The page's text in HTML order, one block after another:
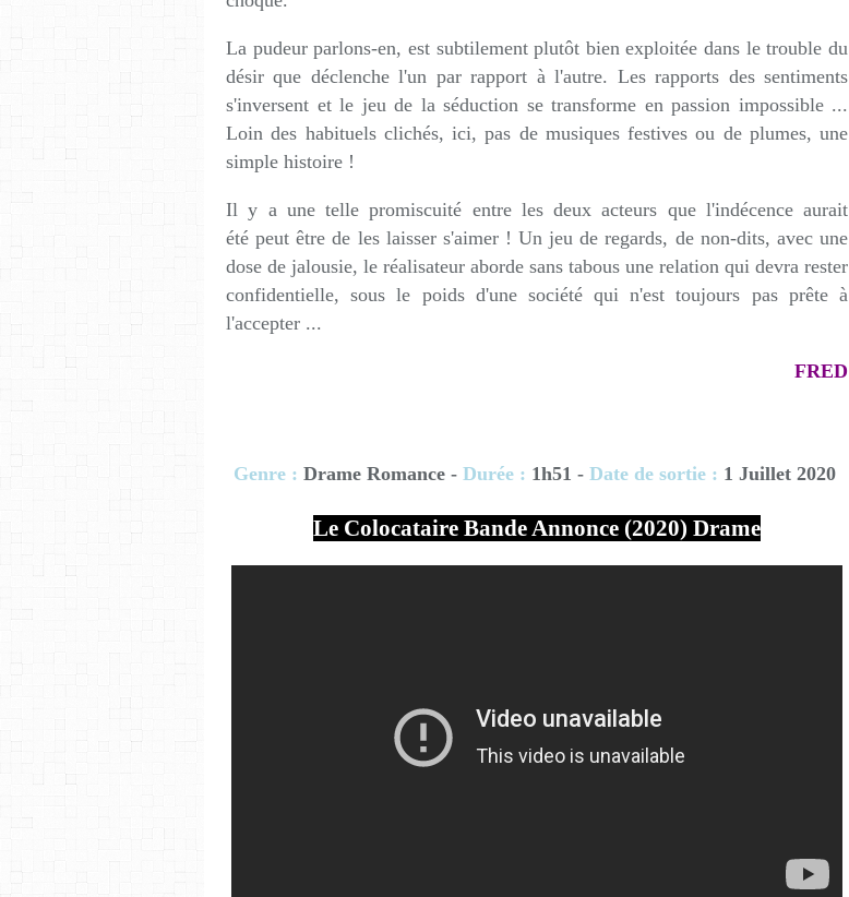
La pudeur parlons-en, est subtilement plutôt bien exploitée dans le trouble du
désir que déclenche l'un par rapport à l'autre. Les rapports des sentiments
s'inversent et le jeu de la séduction se transforme en passion impossible ...
Loin des habituels clichés, ici, pas de musiques festives ou de plumes, une
simple histoire !
Il y a une telle promiscuité entre les deux acteurs que l'indécence aurait
été peut être de les laisser s'aimer ! Un jeu de regards, de non-dits, avec une
dose de jalousie, le réalisateur aborde sans tabous une relation qui devra rester
confidentielle, sous le poids d'une société qui n'est toujours pas prête à
l'accepter ...
FRED
Genre : Drame Romance -Durée : 1h51 -Date de sortie : 1 Juillet 2020
Le Colocataire Bande Annonce (2020) Drame